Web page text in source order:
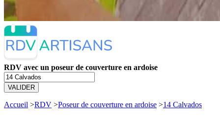
RDV avec un poseur de couverture en ardoise
VALIDER
Accueil >RDV >Poseur de couverture en ardoise >14 Calvados